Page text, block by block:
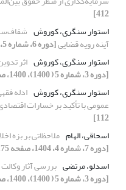
412]
استوار سنگری، کوروش
آینه رویه قضایی[دوره 6، شماره 5، 1403، صفحه 163-180]
استوار سنگری، کوروش اثر
[دوره 3، شماره 5 ( 1400)، 1400، صفحه 821-836]
استوار سنگری، کوروش ادله
عمومی با تأکید بر خسارات
112]
اسحاقی، الهام ملاحظاتی بر بزه
[دوره 7، شماره 4، 1404، صفحه 175-190]
اسدلو، مرتضی بررسی آثار
[دوره 3، شماره 5 ( 1400)، 1400، صفحه 659-674]